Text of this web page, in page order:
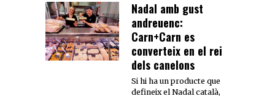
Nadal amb gust
andreuenc:
Carn+Carn es
converteix en el rei
dels canelons
Si hi ha un producte que
defineix el Nadal català,